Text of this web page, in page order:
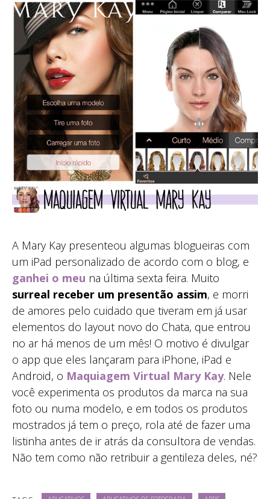
A Mary Kay presenteou algumas blogueiras com
um iPad personalizado de acordo com o blog, e
ganhei o meu na última sexta feira. Muito
surreal receber um presentão assim, e morri
de amores pelo cuidado que tiveram em já usar
elementos do layout novo do Chata, que entrou
no ar há menos de um mês! O motivo é divulgar
o app que eles lançaram para iPhone, iPad e
Android, o Maquiagem Virtual Mary Kay. Nele
você experimenta os produtos da marca na sua
foto ou numa modelo, e em todos os produtos
mostrados já tem o preço, rola até de fazer uma
listinha antes de ir atrás da consultora de vendas.
Não tem como não retribuir a gentileza deles, né?